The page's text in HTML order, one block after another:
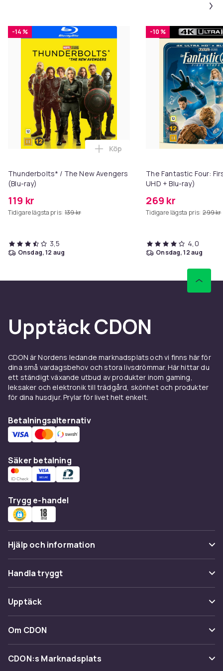
1e2fbea9-d655-5754-b0b0-358a3de679f1
Produktsäkerhetsinformation
-14 %
Thunderbolts* / The New Avengers
(Blu-ray)
119 kr
Tidigare lägsta pris: 139 kr
Lägg till Thunderbolts* / The
Köp
3,5
onsdag, 12 aug
-10 %
The Fantastic Four:
UHD + Blu-ray)
269 kr
Tidigare lägsta pris: 299 kr
4,0
onsdag, 12 aug
Upptäck CDON
CDON är Nordens ledande marknadsplats och vi finns här för
dina små vardagsbehov och stora livsdrömmar. Här hittar du
ett ständigt växande utbud av produkter inom gaming,
leksaker och elektronik till trädgård, skönhet och produkter
för dina husdjur. Prylar för livet helt enkelt.
Betalningsalternativ
Säker betalning
Trygg e-handel
Hjälp och information
Vanliga frågor
Spåra paket
Ångra & Returnera här
Kundservice
Handla tryggt
Betalning
Leverans
Återkallelser
Upptäck
Kategorier
Varumärken
Om CDON
Om oss
CDON:s Marknadsplats